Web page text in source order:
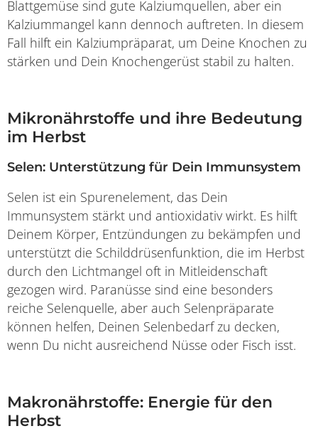
Blattgemüse sind gute Kalziumquellen, aber ein
Kalziummangel kann dennoch auftreten. In diesem
Fall hilft ein Kalziumpräparat, um Deine Knochen zu
stärken und Dein Knochengerüst stabil zu halten.
Mikronährstoffe und ihre Bedeutung
im Herbst
Selen: Unterstützung für Dein Immunsystem
Selen ist ein Spurenelement, das Dein
Immunsystem stärkt und antioxidativ wirkt. Es hilft
Deinem Körper, Entzündungen zu bekämpfen und
unterstützt die Schilddrüsenfunktion, die im Herbst
durch den Lichtmangel oft in Mitleidenschaft
gezogen wird. Paranüsse sind eine besonders
reiche Selenquelle, aber auch Selenpräparate
können helfen, Deinen Selenbedarf zu decken,
wenn Du nicht ausreichend Nüsse oder Fisch isst.
Makronährstoffe: Energie für den
Herbst